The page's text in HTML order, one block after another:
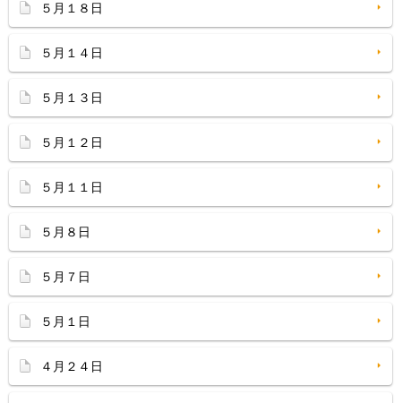
５月１８日
５月１４日
５月１３日
５月１２日
５月１１日
５月８日
５月７日
５月１日
４月２４日